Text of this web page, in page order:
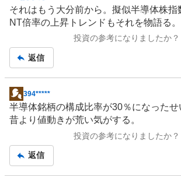
板
記
それはもう大分前から。擬似半導体株指
NT倍率の上昇トレンドもそれを物語る。
投資の参考になりましたか？
返信
掲
示
板
394*****
半導体銘柄の構成比率が30％になったせ
昔より値動きが荒い気がする。
投資の参考になりましたか？
返信